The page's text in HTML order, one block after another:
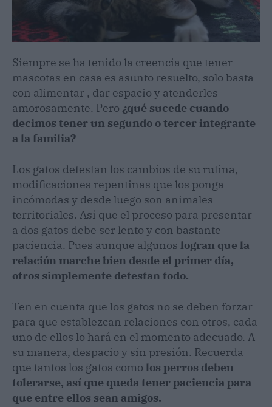
Siempre se ha tenido la creencia que tener
mascotas en casa es asunto resuelto, solo basta
con alimentar , dar espacio y atenderles
amorosamente. Pero ¿qué sucede cuando
decimos tener un segundo o tercer integrante
a la familia?
Los gatos detestan los cambios de su rutina,
modificaciones repentinas que los ponga
incómodas y desde luego son animales
territoriales. Así que el proceso para presentar
a dos gatos debe ser lento y con bastante
paciencia. Pues aunque algunos logran que la
relación marche bien desde el primer día,
otros simplemente detestan todo.
Ten en cuenta que los gatos no se deben forzar
para que establezcan relaciones con otros, cada
uno de ellos lo hará en el momento adecuado. A
su manera, despacio y sin presión. Recuerda
que tantos los gatos como los perros deben
tolerarse, así que queda tener paciencia para
que entre ellos sean amigos.